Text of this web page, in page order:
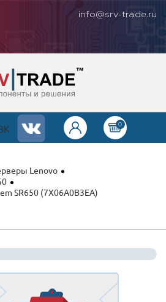
info@srv-trade.ru
ОПЛАТА
0
Lenovo
SR650 (7X06A0B3EA)